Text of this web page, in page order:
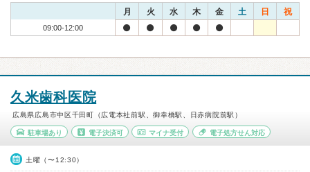
月 火 水 木 金 土 日 祝
09:00-12:00
久米歯科医院
広島県広島市中区千田町（広電本社前駅、御幸橋駅、日赤病院前駅）
駐車場あり 電子決済可 マイナ受付 電子処方せん対応
土曜（〜12:30）